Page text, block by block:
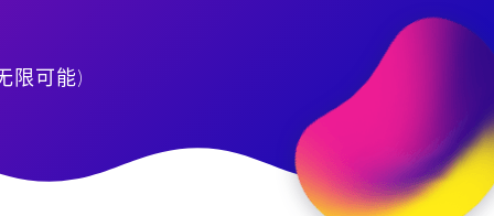
限可能)